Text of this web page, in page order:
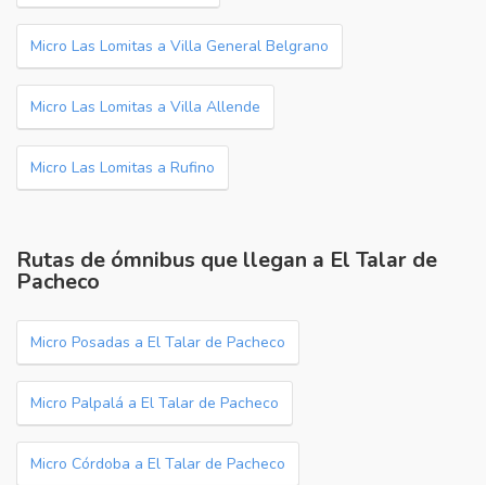
Micro Las Lomitas a Villa General Belgrano
Micro Las Lomitas a Villa Allende
Micro Las Lomitas a Rufino
Rutas de ómnibus que llegan a El Talar de
Pacheco
Micro Posadas a El Talar de Pacheco
Micro Palpalá a El Talar de Pacheco
Micro Córdoba a El Talar de Pacheco